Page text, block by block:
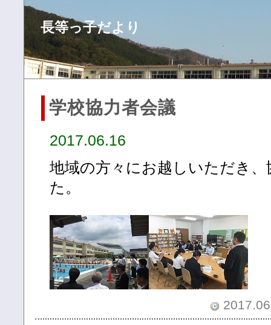
長等っ子だより
学校協力者会議
2017.06.16
地域の方々にお越しいただき
た。